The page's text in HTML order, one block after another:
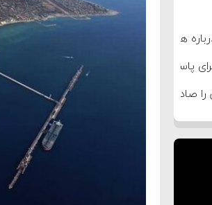
همراهی با آمریکا
پاسخ به دیوانگی آمریکا داریم
صادر کرد
گرفته و متوقف شدند
کامل حماس شد